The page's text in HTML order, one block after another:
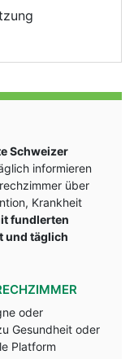
Schweizer
informieren
über
Krankheit
fundlerten
und täglich
oder
Gesundheit oder
Platform